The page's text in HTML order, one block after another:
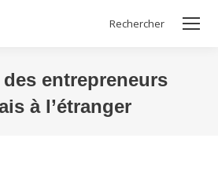
Search:
Rechercher
entrepreneurs
à l’étranger